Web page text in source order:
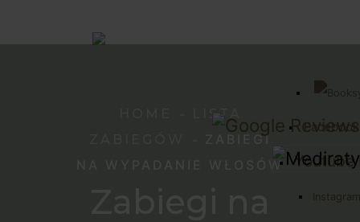
Youtube
LISTA
ZABIEGI
NA WYPADANIE WŁOSÓW